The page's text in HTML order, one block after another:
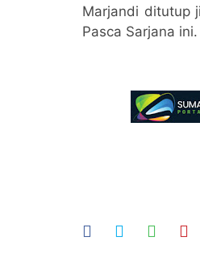
Marjandi ditutup
Pasca Sarjana ini.